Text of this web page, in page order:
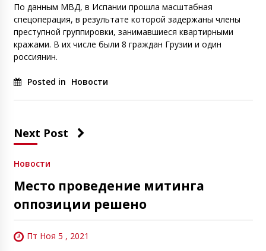
По данным МВД, в Испании прошла масштабная
спецоперация, в результате которой задержаны члены
преступной группировки, занимавшиеся квартирными
кражами. В их числе были 8 граждан Грузии и один
россиянин.
Posted in Новости
Next Post
Новости
Место проведение митинга
оппозиции решено
Пт Ноя 5 , 2021